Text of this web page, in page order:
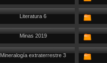
Literatura 6
Minas 2019
Mineralogía extraterrestre 3